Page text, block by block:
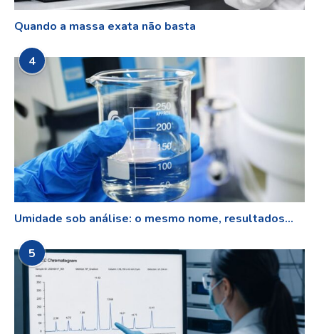
Quando a massa exata não basta
4
Umidade sob análise: o mesmo nome, resultados...
5